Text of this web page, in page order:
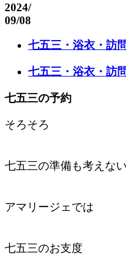
2024/
09/08
七五三・浴衣・訪
七五三・浴衣・訪
七五三の予約
そろそろ
七五三の準備も考えな
アマリージェでは
七五三のお支度